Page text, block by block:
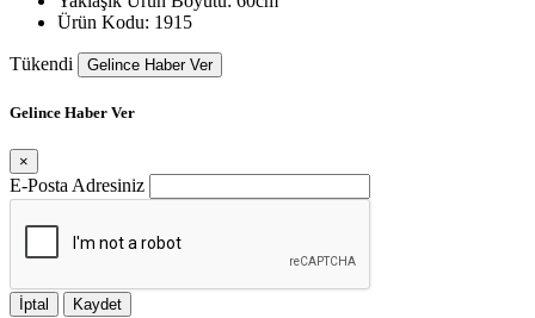
Ürün Kodu: 1915
Tükendi Gelince Haber Ver
Gelince Haber Ver
×
E-Posta Adresiniz
İptal Kaydet